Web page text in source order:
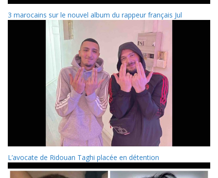
3 marocains sur le nouvel album du rappeur français Jul
L’avocate de Ridouan Taghi placée en détention